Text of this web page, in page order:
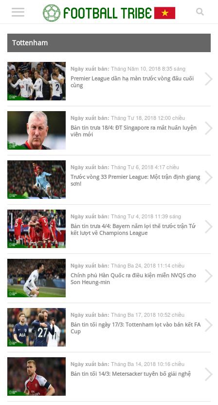
Tottenham
Ngày xuất bản: Tháng Năm 10, 2018 8:35 sáng
Premier League dần hạ màn trước vòng đấu cuối
cùng
Ngày xuất bản: Tháng Tư 18, 2018 12:00 chiều
Bản tin trưa 18/4: ĐT Singapore ra mắt huấn luyện
viên mới
Ngày xuất bản: Tháng Tư 6, 2018 4:17 chiều
Trước vòng 33 Premier League: Một trận định giang
sơn!
Ngày xuất bản: Tháng Tư 4, 2018 11:39 sáng
Bản tin trưa 4/4: Bayern nắm lợi thế trước trận Tứ
kết lượt về Champions League
Ngày xuất bản: Tháng Ba 24, 2018 11:14 chiều
Chính phủ Hàn Quốc ra điều kiện miễn NVQS cho
Son Heung-min
Ngày xuất bản: Tháng Ba 17, 2018 10:52 chiều
Bản tin tối ngày 17/3: Tottenham lọt vào bán kết FA
Cup
Ngày xuất bản: Tháng Ba 14, 2018 10:16 chiều
Bản tin tối 14/3: Metersacker tuyên bố giải nghệ